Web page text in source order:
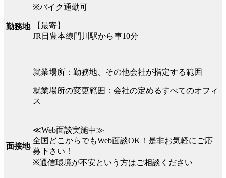
勤務地
※バイク通勤可
【最寄】
JR日豊本線門川駅から車10分
就業場所：勤務地、その他会社が指定する範囲
就業場所の変更範囲：会社の定めるすべてのオフィ
ス
面接地
≪Web面談実施中≫
全国どこからでもWeb面談OK！是非お気軽にご応
募下さい！
※通信環境が不安という方はご相談ください